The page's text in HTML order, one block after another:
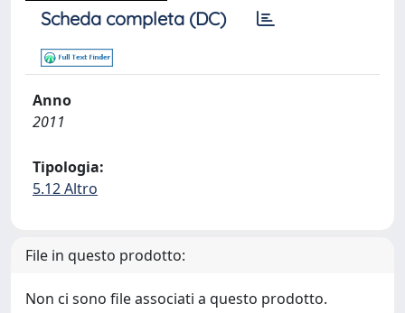
Scheda completa (DC)
Anno
2011
Tipologia:
5.12 Altro
File in questo prodotto:
Non ci sono file associati a questo prodotto.